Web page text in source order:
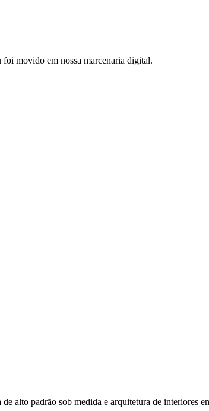
foi movido em nossa marcenaria digital.
alto padrão sob medida e arquitetura de interiores